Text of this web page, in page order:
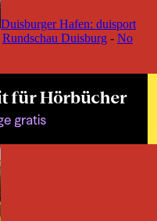
Duisburger Hafen: duisport
Rundschau Duisburg - No